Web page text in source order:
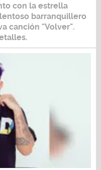
con la estrella
barranquillero
canción "Volver".